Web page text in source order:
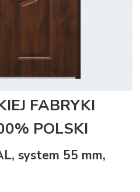
FABRYKI
POLSKI
system 55 mm,